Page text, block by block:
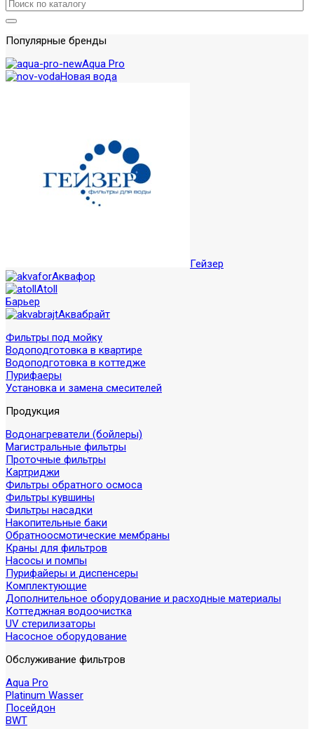
Популярные бренды
Aqua Pro
Новая вода
Гейзер
Аквафор
Atoll
Барьер
Аквабрайт
Фильтры под мойку
Водоподготовка в квартире
Водоподготовка в коттедже
Пурифаеры
Установка и замена смесителей
Продукция
Водонагреватели (бойлеры)
Магистральные фильтры
Проточные фильтры
Картриджи
Фильтры обратного осмоса
Фильтры кувшины
Фильтры насадки
Накопительные баки
Обратноосмотические мембраны
Краны для фильтров
Насосы и помпы
Пурифайеры и диспенсеры
Комплектующие
Дополнительное оборудование и расходные материалы
Коттеджная водоочистка
UV стерилизаторы
Насосное оборудование
Обслуживание фильтров
Aqua Pro
Platinum Wasser
Посейдон
BWT